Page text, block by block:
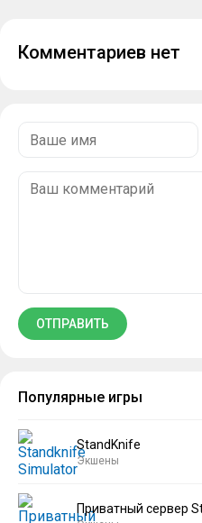
Комментариев нет
Популярные игры
StandKnife
Экшены
Приватный сервер